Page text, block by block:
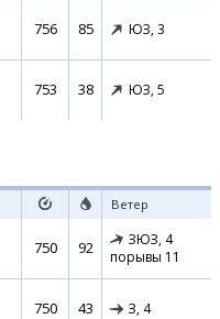
756 85 ЮЗ, 3
753 38 ЮЗ, 5
Ветер
750 92 ЗЮЗ, 4
порывы 11
750 43 З, 4